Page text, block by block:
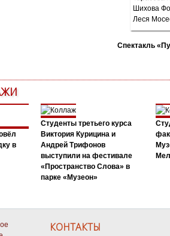
Спектакль
в
Студенты третьего курса
Виктория Курицина и
Андрей Трифонов
выступили на фестивале
«Пространство Слова» в
парке «Музеон»
КОНТАКТЫ